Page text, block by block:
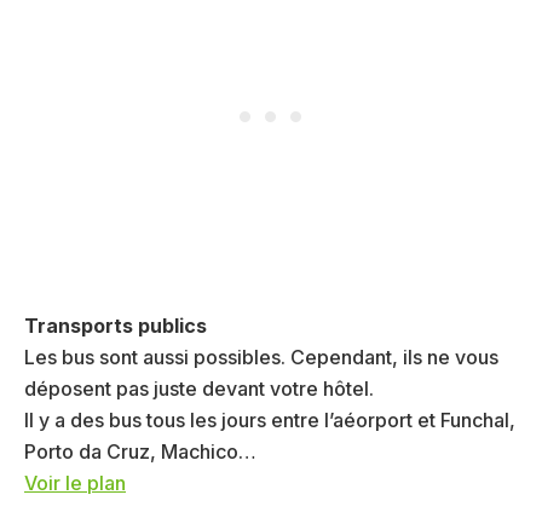
Transports publics
Les bus sont aussi possibles. Cependant, ils ne vous
déposent pas juste devant votre hôtel.
Il y a des bus tous les jours entre l’aéorport et Funchal,
Porto da Cruz, Machico…
Voir le plan